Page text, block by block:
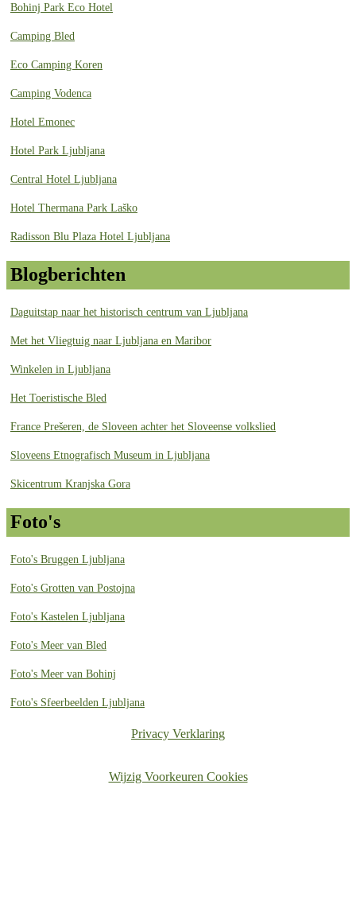
Bohinj Park Eco Hotel
Camping Bled
Eco Camping Koren
Camping Vodenca
Hotel Emonec
Hotel Park Ljubljana
Central Hotel Ljubljana
Hotel Thermana Park Laško
Radisson Blu Plaza Hotel Ljubljana
Blogberichten
Daguitstap naar het historisch centrum van Ljubljana
Met het Vliegtuig naar Ljubljana en Maribor
Winkelen in Ljubljana
Het Toeristische Bled
France Prešeren, de Sloveen achter het Sloveense volkslied
Sloveens Etnografisch Museum in Ljubljana
Skicentrum Kranjska Gora
Foto's
Foto's Bruggen Ljubljana
Foto's Grotten van Postojna
Foto's Kastelen Ljubljana
Foto's Meer van Bled
Foto's Meer van Bohinj
Foto's Sfeerbeelden Ljubljana
Privacy Verklaring
Wijzig Voorkeuren Cookies